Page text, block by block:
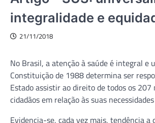
integralidade e
21/11/2018
No Brasil, a atenção à saúde é integral e
Constituição de 1988 determina ser
Estado assistir ao direito de todos os 207
cidadãos em relação às suas
Evidencia-se, cada vez mais, tendência